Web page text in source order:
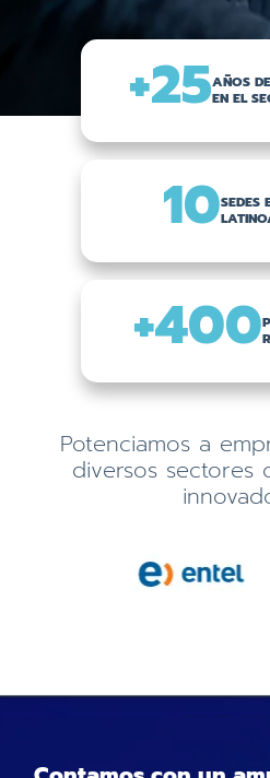
+25AÑOS
EN EL
10SEDES
+400
Potenciamos a
diversos sectores